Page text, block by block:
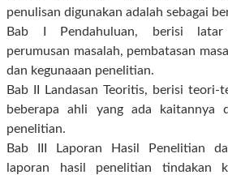
penulisan digunakan adalah sebagai
Bab I Pendahuluan, berisi latar
perumusan masalah, pembatasan
dan kegunaaan penelitian.
Bab II Landasan Teoritis, berisi
beberapa ahli yang ada kaitannya
penelitian.
Bab III Laporan Hasil Penelitian
laporan hasil penelitian tindakan